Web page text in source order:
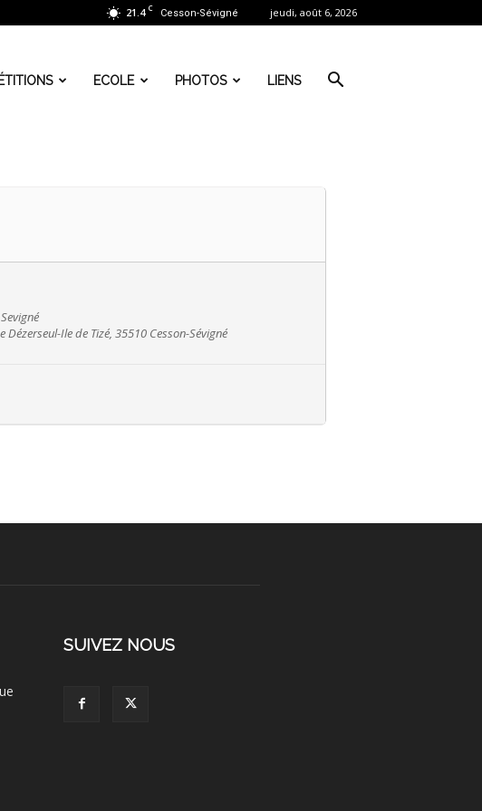
21.4 C Cesson-Sévigné jeudi, août 6, 2026
ECOLE PHOTOS LIENS
Dézerseul-Ile de Tizé, 35510 Cesson-Sévigné
SUIVEZ NOUS